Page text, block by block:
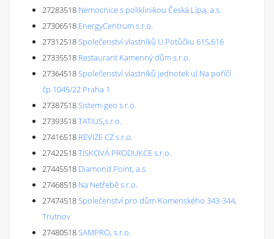
27283518 Nemocnice s poliklinikou Česká Lípa, a.s.
27306518 EnergyCentrum s.r.o.
27312518Společenství vlastníků U Potůčku 615,616
27335518 Restaurant Kamenný dům s.r.o.
27364518Společenství vlastníků jednotek ul.Na poříčí
čp.1045/22 Praha 1
27387518Sistem-geo s.r.o.
27393518TATIUS,s.r.o.
27416518 REVIZE CZ s.r.o.
27422518TISKOVÁ PRODUKCE s.r.o.
27445518 Diamond Point, a.s.
27468518 Na Netřebě s.r.o.
27474518Společenství pro dům Komenského 343-344,
Trutnov
27480518SAMPRO, s.r.o.